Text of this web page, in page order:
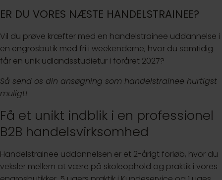
ER DU VORES NÆSTE HANDELSTRAINEE?
Vil du prøve kræfter med en handelstrainee uddannelse i
en engrosbutik med fri i weekenderne, hvor du samtidig
får en unik udlandsstudietur i foråret 2027?
Så send os din ansøgning som handelstrainee hurtigst
muligt!
Få et unikt indblik i en professionel
B2B handelsvirksomhed
Handelstrainee uddannelsen er et 2-årigt forløb, hvor du
veksler mellem at være på skoleophold og praktik i vores